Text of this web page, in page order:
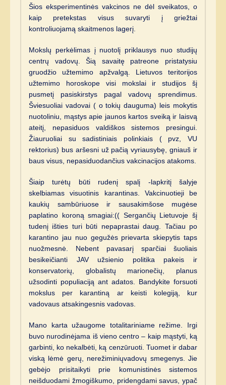
Šios eksperimentinės vakcinos ne dėl sveikatos, o
kaip pretekstas visus suvaryti į griežtai
kontroliuojamą skaitmenos lagerį.
Mokslų perkėlimas į nuotolį priklausys nuo studijų
centrų vadovų. Šią savaitę patreone pristatysiu
gruodžio užtemimo apžvalgą. Lietuvos teritorijos
užtemimo horoskope visi mokslai ir studijos šį
pusmetį pasiskirstys pagal vadovų sprendimus.
Šviesuoliai vadovai ( o tokių dauguma) leis mokytis
nuotoliniu, mąstys apie jaunos kartos sveiką ir laisvą
ateitį, nepasiduos valdiškos sistemos presingui.
Žiauruoliai su sadistiniais polinkiais ( pvz, VU
rektorius) bus aršesni už pačią vyriausybę, gniauš ir
baus visus, nepasiduodančius vakcinacijos atakoms.
Šiaip turėtų būti rudenį spalį -lapkritį šalyje
skelbiamas visuotinis karantinas. Vakcinuotieji be
kaukių sambūriuose ir sausakimšose mugėse
paplatino koroną smagiai:(( Sergančių Lietuvoje šį
tudenį išties turi būti nepaprastai daug. Tačiau po
karantino jau nuo gegužės prievarta skiepytis taps
nuožmesnė. Nebent pavasarį sparčiai šuoliais
besikeičianti JAV užsienio politika pakeis ir
konservatorių, globalistų marionečių, planus
užsodinti populiaciją ant adatos. Bandykite forsuoti
mokslus per karantiną ar keisti kolegiją, kur
vadovaus atsakingesnis vadovas.
Mano karta užaugome totalitariniame režime. Irgi
buvo nurodinėjama iš vieno centro – kaip mąstyti, ką
garbinti, ko nekalbėti, ką cenzūruoti. Tuomet ir dabar
viską lėmė gerų, nerežiminiųvadovų smegenys. Jie
gebėjo prisitaikyti prie komunistinės sistemos
neišduodami žmogiškumo, pridengdami savus, ypač